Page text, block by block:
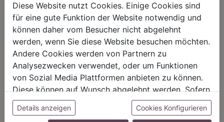
HARMONIE
Unser Sortiment steht für ein
positives Lebensgefühl. Wir
schenken natürliche, stilvolle
Momente für harmonische Stunden
zu Hause – den Ort, an dem
Menschen sich geborgen fühlen und
positive Energie schöpfen.
FAIRNESS
Nicht immer ist der günstigste Preis
auch ein guter Preis. Wir handeln
fair – im Hinblick auf unsere
Kalkulation, angemessene
Entlohnung und unsere
nachhaltigen, gewachsenen
Geschäftsbeziehungen.
Diese Website nutzt Cookies. Einige Cookies sind
für eine gute Funktion der Website notwendig und
können daher vom Besucher nicht abgelehnt
werden, wenn Sie diese Website besuchen möchten.
Andere Cookies werden von Partnern zu
Analysezwecken verwendet, oder um Funktionen
von Sozial Media Plattformen anbieten zu können.
Diese können auf Wunsch abgelehnt werden. Sofern
sie unsere Webseite weiter nutzen, geben Sie
Einwilligung zu unseren Cookies.
Details anzeigen Cookies Konfigurieren